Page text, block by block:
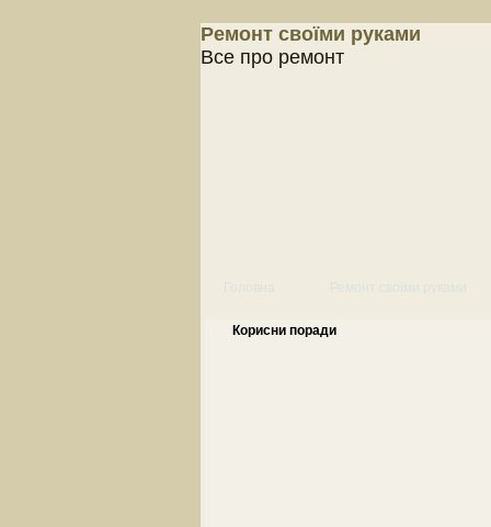
Ремонт своїми руками
Все про ремонт
Корисни поради